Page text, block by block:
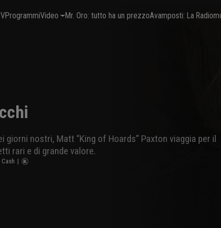
ProgrammiVideo Mr. Oro: tutto ha un prezzoAvamposti: La
giorni nostri, Matt “King of Hoards” Paxton viaggia per il
rari e di grande valore.
|